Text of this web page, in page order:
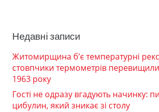
Недавні записи
Житомирщина б’є температурні
стовпчики термометрів
1963 року
Гості не одразу вгадують начинку:
цибулин, який зникає зі столу